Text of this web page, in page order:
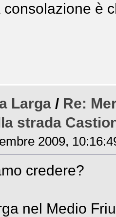
consolazione è
Larga / Re:
strada
2009,
credere?
nel Medio